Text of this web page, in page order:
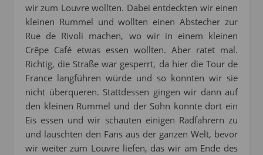
wir zum Louvre wollten. Dabei entdeckten wir einen
kleinen Rummel und wollten einen Abstecher zur
Rue de Rivoli machen, wo wir in einem kleinen
Crêpe Café etwas essen wollten. Aber ratet mal.
Richtig, die Straße war gesperrt, da hier die Tour de
France langführen würde und so konnten wir sie
nicht überqueren. Stattdessen gingen wir dann auf
den kleinen Rummel und der Sohn konnte dort ein
Eis essen und wir schauten einigen Radfahrern zu
und lauschten den Fans aus der ganzen Welt, bevor
wir weiter zum Louvre liefen, das wir am Ende des